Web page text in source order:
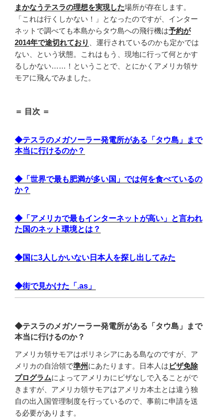
まかなうテスラの理想を実現した場所が存在します。
「これは行くしかない！」となったのですが、インター
ネットで調べても本島からタウ島への飛行機は予約が
2014年で途切れており
、運行されているのかも定かでは
ない、という状態。これはもう、現地に行って何とかす
るしかない……！ということで、とにかくアメリカ領サ
モアに飛んでみました。
＝ 目次 ＝
◆テスラのメガソーラー発電所がある「タウ島」まで
本当に行けるのか？
◆「世界で最も肥満が多い国」では何を食べているの
か？
◆「アメリカで最もインターネットが高い」と言われ
た国のネット環境とは？
◆国に3人しかいない日本人を探し出してみた
◆街で見かけた「.as」
◆テスラのメガソーラー発電所がある「タウ島」まで
本当に行けるのか？
アメリカ領サモアはポリネシアにある島なのですが、ア
メリカの自治領で準州にあたります。日本人はビザ免除
プログラムによってアメリカにビザなしで入ることがで
きますが、アメリカ領サモアはアメリカ本土とは違う独
自の出入国管理制度を行っているので、事前に申請を送
る必要があります。